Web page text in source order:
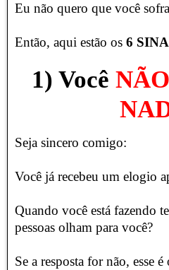
Eu não quero que você
Então, aqui estão os 6
1) Você NÃO
Seja sincero comigo:
Você já recebeu um elogio
Quando você está fazendo
pessoas olham para você?
Se a resposta for não, esse